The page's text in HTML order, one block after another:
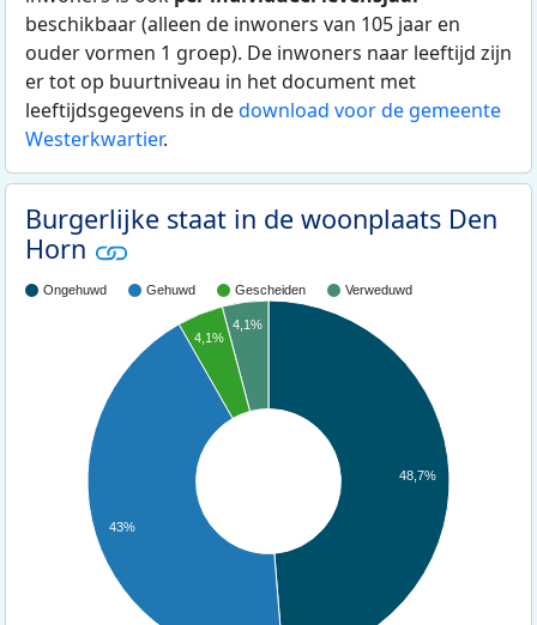
beschikbaar (alleen de inwoners van 105 jaar en
ouder vormen 1 groep). De inwoners naar leeftijd zijn
er tot op buurtniveau in het document met
leeftijdsgegevens in dedownload voor de gemeente
Westerkwartier.
Burgerlijke staat in de woonplaats Den
Horn
Ongehuwd Gehuwd Gescheiden Verweduwd
48,7%
4,1%
4,1%
43%